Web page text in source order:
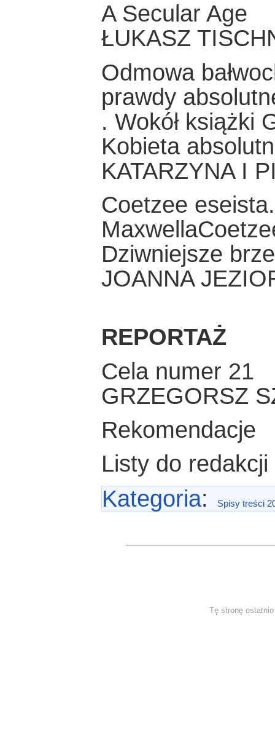
A Secular Age
ŁUKASZ
Odmowa
prawdy
. Wokół książki
Kobieta
KATARZYNA I
Coetzee
Dziwniejsze
JOANNA
REPORTAŻ
Cela numer 21
GRZEGORSZ
Rekomendacje
Listy do redakcji
Kategoria: Spisy treści
Tę stronę